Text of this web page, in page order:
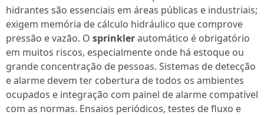
hidrantes são essenciais em áreas públicas e industriais;
exigem memória de cálculo hidráulico que comprove
pressão e vazão. O sprinklerautomático é obrigatório
em muitos riscos, especialmente onde há estoque ou
grande concentração de pessoas. Sistemas de detecção
e alarme devem ter cobertura de todos os ambientes
ocupados e integração com painel de alarme compatível
com as normas. Ensaios periódicos, testes de fluxo e